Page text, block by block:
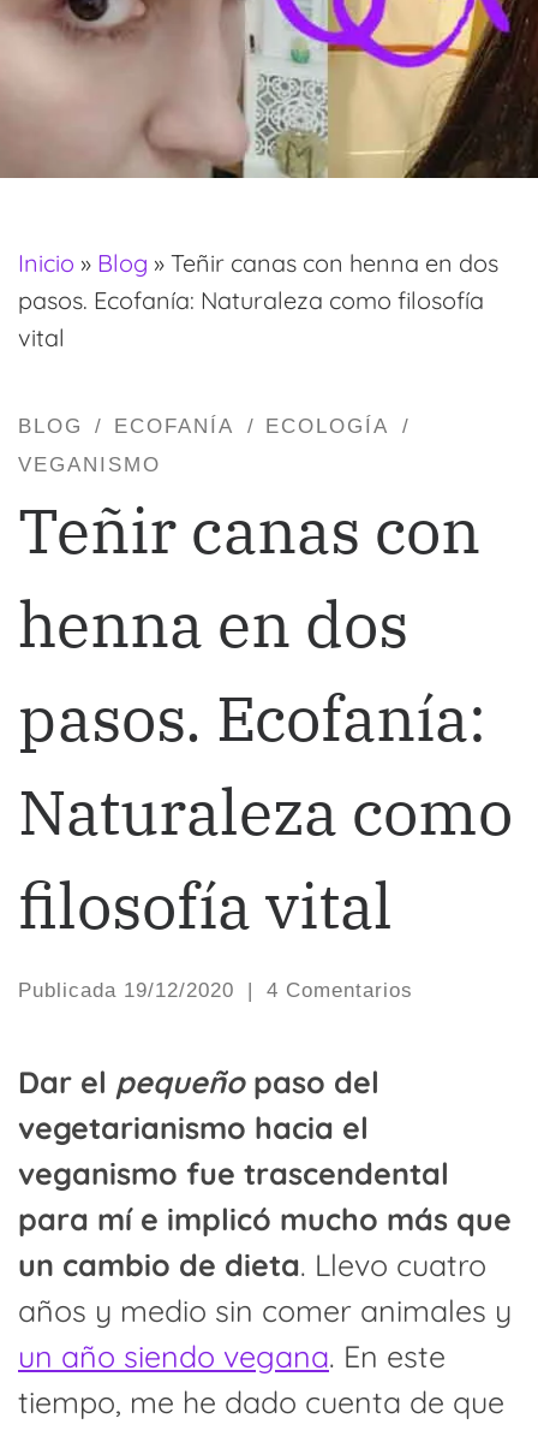
Inicio » Blog » Teñir canas con henna en dos
pasos. Ecofanía: Naturaleza como filosofía
vital
BLOG ECOFANÍA
ECOLOGÍA
VEGANISMO
Teñir canas con
henna en dos
pasos. Ecofanía:
Naturaleza como
filosofía vital
Publicada 19/12/2020 | 4 Comentarios
Dar el pequeño paso del
vegetarianismo hacia el
veganismo fue trascendental
para mí e implicó mucho más que
un cambio de dieta. Llevo cuatro
años y medio sin comer animales y
un año siendo vegana. En este
tiempo, me he dado cuenta de que